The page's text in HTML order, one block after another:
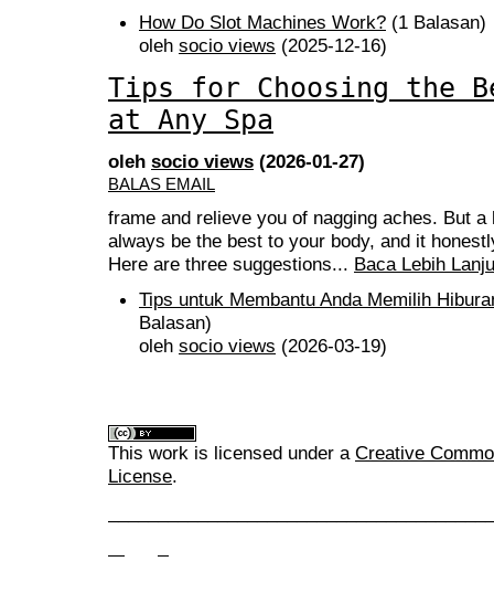
How Do Slot Machines Work? (1 Balasan)
oleh socio views (2025-12-16)
Tips for Choosing the
at Any Spa
oleh socio views (2026-01-27)
BALAS EMAIL
frame and relieve you of nagging aches. But
always be the best to your body, and it
Here are three suggestions... Baca Lebih
Tips untuk Membantu Anda Memilih
Balasan)
oleh socio views (2026-03-19)
This work is licensed under a Creative
License.